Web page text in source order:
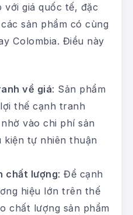
với giá quốc tế, đặc
sản phẩm có cùng
Colombia. Điều này
về giá: Sản phẩm
thế cạnh tranh
vào chi phí sản
kiện tự nhiên thuận
chất lượng: Để cạnh
hiệu lớn trên thế
chất lượng sản phẩm